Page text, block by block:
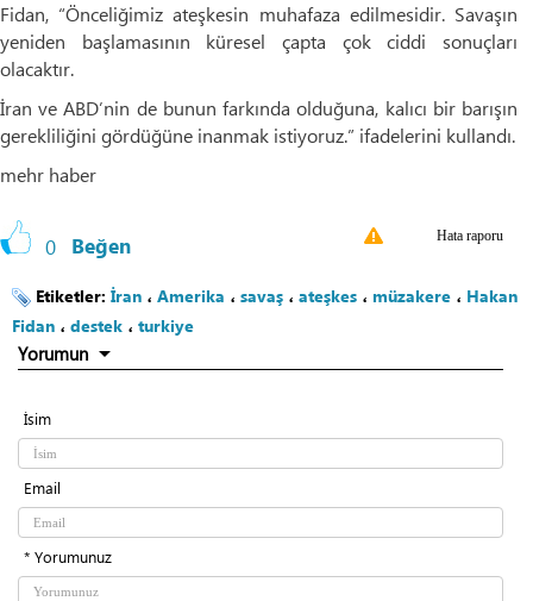
Fidan, “Önceliğimiz ateşkesin muhafaza edilmesidir. Savaşın
yeniden başlamasının küresel çapta çok ciddi sonuçları
olacaktır.
İran ve ABD’nin de bunun farkında olduğuna, kalıcı bir barışın
gerekliliğini gördüğüne inanmak istiyoruz.” ifadelerini kullandı.
mehr haber
0 Beğen Hata raporu
Etiketler: İran ، Amerika ، savaş ، ateşkes ، müzakere ، Hakan
Fidan ، destek ، turkiye
Yorumun
İsim
Email
* Yorumunuz